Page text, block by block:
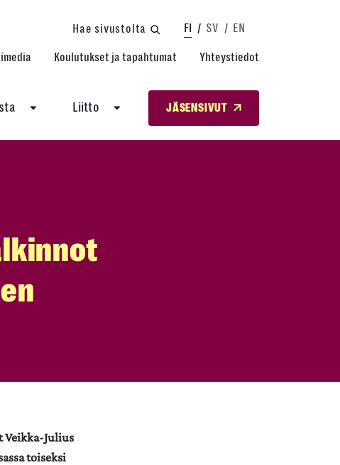
Hae sivustolta FI SV EN
Koulutukset ja tapahtumat Yhteystiedot
Liitto JÄSENSIVUT
Julius
toiseksi